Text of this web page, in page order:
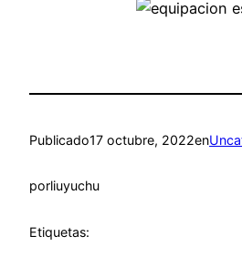
Publicado17 octubre, 2022en
porliuyuchu
Etiquetas: